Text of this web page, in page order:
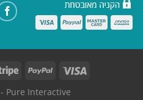
- Pure Interactive